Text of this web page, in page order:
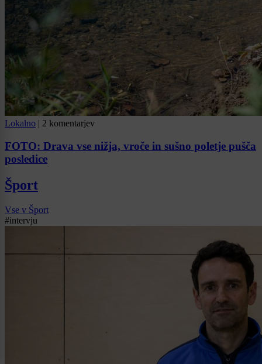
Lokalno | 2 komentarjev
FOTO: Drava vse nižja, vroče in sušno poletje pušča
posledice
Šport
Vse v Šport
#intervju